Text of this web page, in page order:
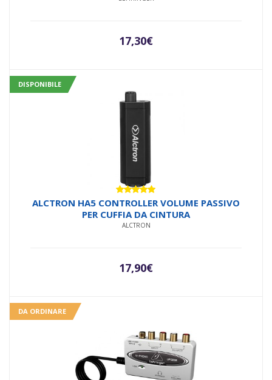
17,30€
DISPONIBILE
Valutato
5.00su 5
ALCTRON HA5 CONTROLLER VOLUME PASSIVO
PER CUFFIA DA CINTURA
ALCTRON
17,90€
DA ORDINARE